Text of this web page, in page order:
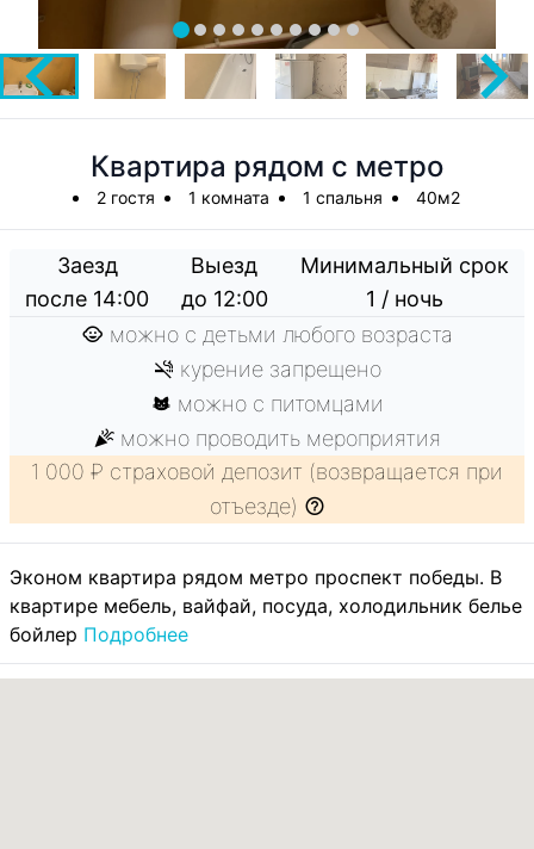
Квартира рядом с метро
2 гостя 1 комната 1 спальня 40м2
Заезд
после 14:00
Выезд
до 12:00
Минимальный срок
1 / ночь
можно с детьми любого возраста
курение запрещено
можно с питомцами
можно проводить мероприятия
1 000 ₽ страховой депозит (возвращается при
отъезде)
Эконом квартира рядом метро проспект победы. В
квартире мебель, вайфай, посуда, холодильник белье
бойлер Подробнее